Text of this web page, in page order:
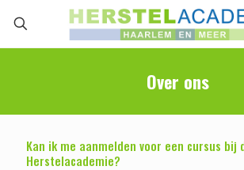
Over ons
Kan ik me aanmelden voor een cursus bij
Herstelacademie?